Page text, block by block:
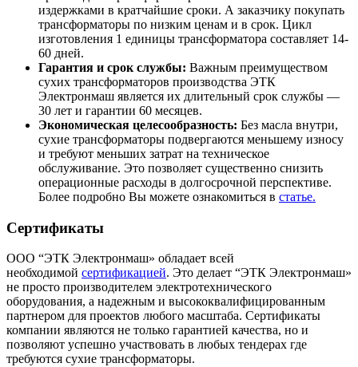
издержками в кратчайшие сроки. А заказчику покупать
трансформаторы по низким ценам и в срок. Цикл
изготовления 1 единицы трансформатора составляет 14-
60 дней.
Гарантия и срок службы: Важным преимуществом
сухих трансформаторов производства ЭТК
Электронмаш является их длительный срок службы —
30 лет и гарантии 60 месяцев.
Экономическая целесообразность: Без масла внутри,
сухие трансформаторы подвергаются меньшему износу
и требуют меньших затрат на техническое
обслуживание. Это позволяет существенно снизить
операционные расходы в долгосрочной перспективе.
Более подробно Вы можете ознакомиться в статье.
Сертификаты
ООО “ЭТК Электронмаш» обладает всей
необходимой сертификацией. Это делает “ЭТК Электронмаш»
не просто производителем электротехнического
оборудования, а надежным и высококвалифицированным
партнером для проектов любого масштаба. Сертификаты
компании являются не только гарантией качества, но и
позволяют успешно участвовать в любых тендерах где
требуются сухие трансформаторы.